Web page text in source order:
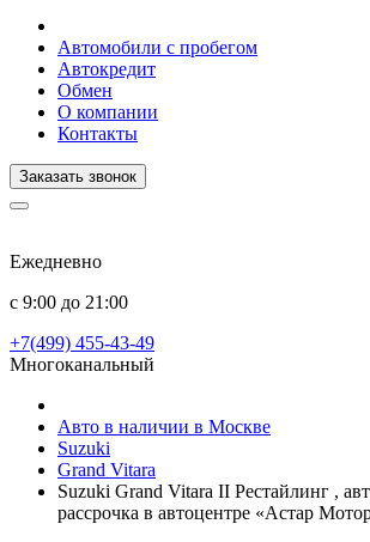
Автомобили с пробегом
Автокредит
Обмен
О компании
Контакты
Заказать звонок
Ежедневно
с 9:00 до 21:00
+7(499) 455-43-49
Многоканальный
Авто в наличии в Москве
Suzuki
Grand Vitara
Suzuki Grand Vitara II Рестайлинг ,
рассрочка в автоцентре «Астар